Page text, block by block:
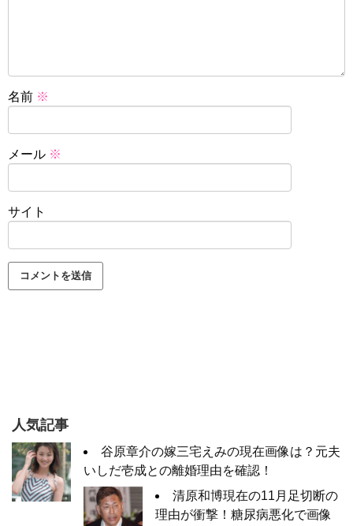
名前 ※
メール ※
サイト
人気記事
谷原章介の嫁三宅えみの現在画像は？元夫
いしだ壱成との離婚理由を確認！
清原和博現在の11月足切断の
理由が衝撃！糖尿病悪化で画像